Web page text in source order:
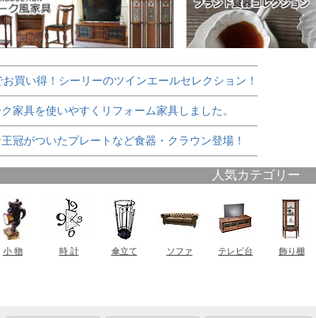
買い得！シーリーのツインエールセレクション！
家具を使いやすくリフォーム家具しました。
冠がついたプレートなど食器・クラウン登場！